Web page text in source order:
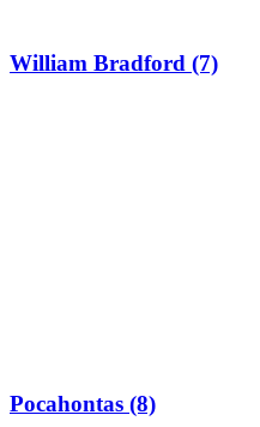
William Bradford (7)
Pocahontas (8)